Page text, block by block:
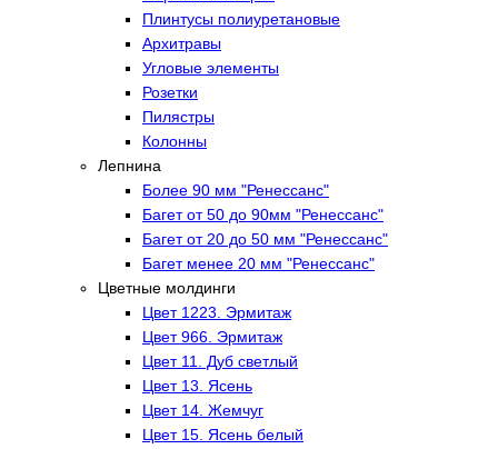
Плинтусы полиуретановые
Архитравы
Угловые элементы
Розетки
Пилястры
Колонны
Лепнина
Более 90 мм "Ренессанс"
Багет от 50 до 90мм "Ренессанс"
Багет от 20 до 50 мм "Ренессанс"
Багет менее 20 мм "Ренессанс"
Цветные молдинги
Цвет 1223. Эрмитаж
Цвет 966. Эрмитаж
Цвет 11. Дуб светлый
Цвет 13. Ясень
Цвет 14. Жемчуг
Цвет 15. Ясень белый